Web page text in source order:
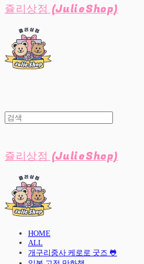
쥴리상점 (JulieShop)
쥴리상점 (JulieShop)
HOME
ALL
개구리중사 케로로 굿즈 🐸